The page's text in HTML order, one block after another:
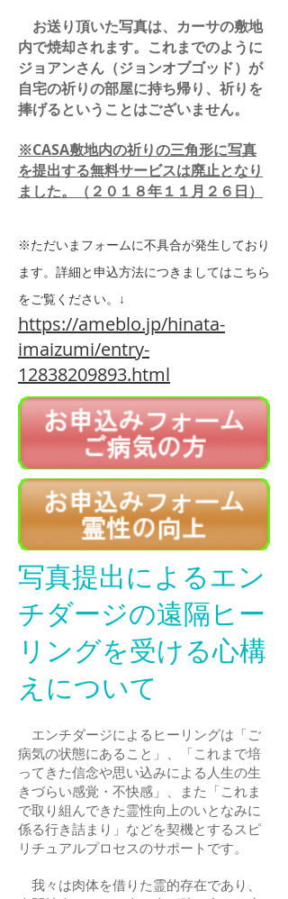
お送り頂いた写真は、カーサの敷地
内で焼却されます。これまでのように
ジョアンさん（ジョンオブゴッド）が
自宅の祈りの部屋に持ち帰り、祈りを
捧げるということはございません。
※CASA敷地内の祈りの三角形に写真
を提出する無料サービスは廃止となり
ました。（２０１８年１１月２６日）
※ただいまフォームに不具合が発生しており
ます。詳細と申込方法につきましてはこちら
をご覧ください。↓
https://ameblo.jp/hinata-
imaizumi/entry-
12838209893.html
写真提出によるエン
チダージの遠隔ヒー
リングを受ける心構
えについて
エンチダージによるヒーリングは「ご
病気の状態にあること」、「これまで培
ってきた信念や思い込みによる人生の生
きづらい感覚・不快感」、また「これま
で取り組んできた霊性向上のいとなみに
係る行き詰まり」などを契機とするスピ
リチュアルプロセスのサポートです。
我々は肉体を借りた霊的存在であり、